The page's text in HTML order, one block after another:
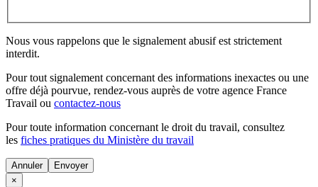
Nous vous rappelons que le signalement abusif est strictement
interdit.
Pour tout signalement concernant des informations inexactes ou une
offre déjà pourvue, rendez-vous auprès de votre agence France
Travail ou contactez-nous
Pour toute information concernant le droit du travail, consultez
les fiches pratiques du Ministère du travail
Annuler
×